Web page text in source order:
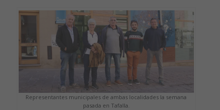
Representantes municipales de ambas localidades la semana
pasada en Tafalla.